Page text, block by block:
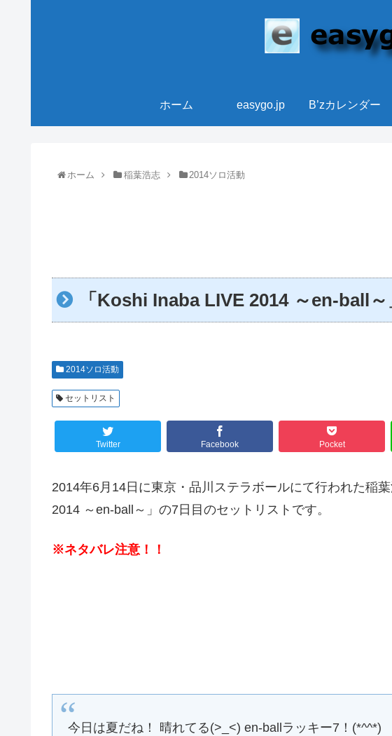
ホーム easygo.jp B’zカレンダー
ホーム 稲葉浩志 2014ソロ活動
「Koshi Inaba LIVE 2014 ～en-ball
2014ソロ活動
セットリスト
Twitter Facebook Pocket
2014年6月14日に東京・品川ステラボールにて行われた稲
2014 ～en-ball～」の7日目のセットリストです。
※ネタバレ注意！！
今日は夏だね！ 晴れてる(>_<) en-ballラッキー7！(*^^*)